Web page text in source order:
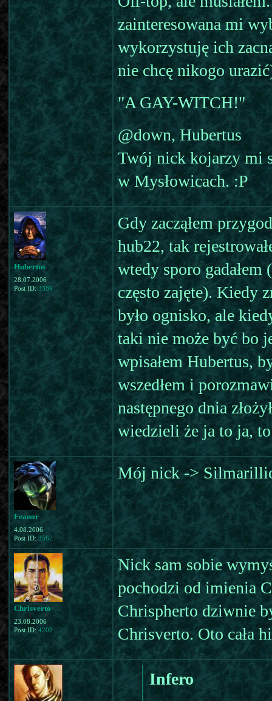
zainteresowana mi
wykorzystuję ich
nie chcę nikogo
"A GAY-WITCH!"
@down, Hubertus
Twój nick kojarzy mi
w Mysłowicach. :P
Hubertus
28.07.2006
Post ID: 3389
Gdy zacząłem
hub22, tak
wtedy sporo gadałem
często zajęte). Kiedy
było ognisko, ale
taki nie może być bo
wpisałem Hubertus,
wszedłem i
następnego dnia
wiedzieli że ja to ja,
Feanor
4.08.2006
Post ID: 3567
Mój nick ->
Chrisverto
23.08.2006
Post ID: 4202
Nick sam sobie
pochodzi od imienia
Chrispherto dziwnie
Chrisverto. Oto cała
Infero